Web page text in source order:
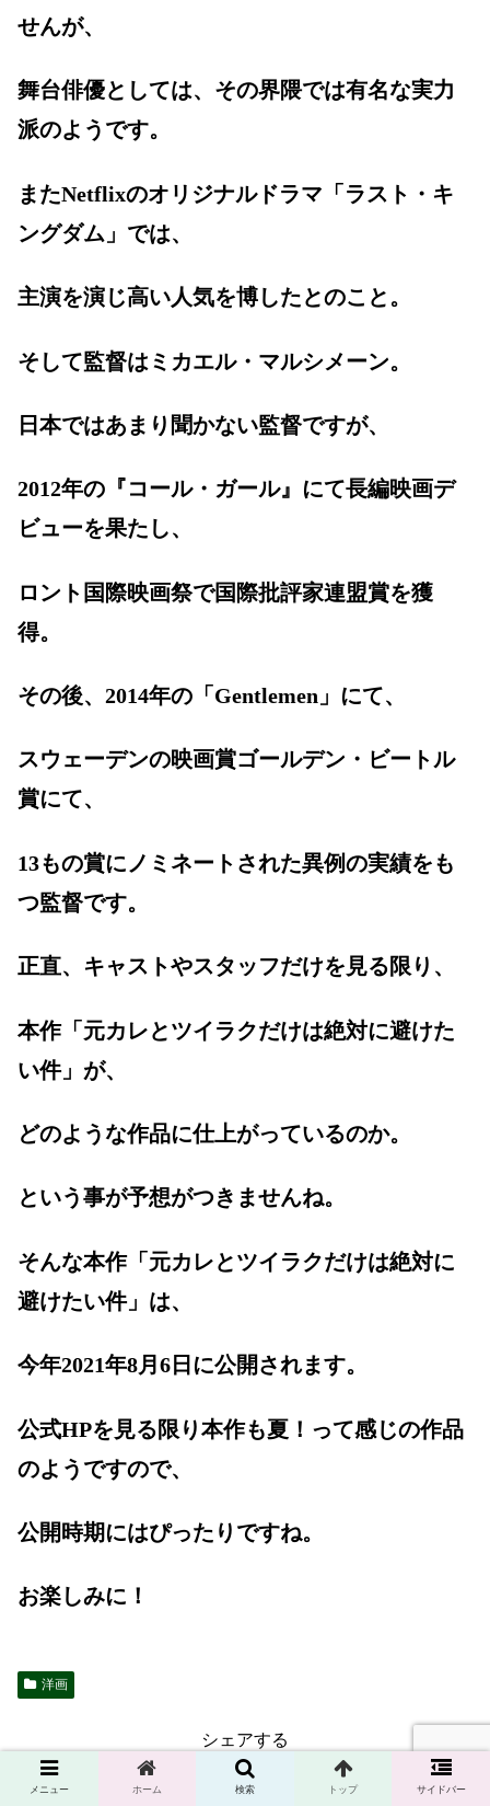
せんが、
舞台俳優としては、その界隈では有名な実力
派のようです。
またNetflixのオリジナルドラマ「ラスト・キ
ングダム」では、
主演を演じ高い人気を博したとのこと。
そして監督はミカエル・マルシメーン。
日本ではあまり聞かない監督ですが、
2012年の『コール・ガール』にて長編映画デ
ビューを果たし、
ロント国際映画祭で国際批評家連盟賞を獲
得。
その後、2014年の「Gentlemen」にて、
スウェーデンの映画賞ゴールデン・ビートル
賞にて、
13もの賞にノミネートされた異例の実績をも
つ監督です。
正直、キャストやスタッフだけを見る限り、
本作「元カレとツイラクだけは絶対に避けた
い件」が、
どのような作品に仕上がっているのか。
という事が予想がつきませんね。
そんな本作「元カレとツイラクだけは絶対に
避けたい件」は、
今年2021年8月6日に公開されます。
公式HPを見る限り本作も夏！って感じの作品
のようですので、
公開時期にはぴったりですね。
お楽しみに！
洋画
シェアする
Twitter Facebook
メニュー ホーム 検索 トップ サイドバー